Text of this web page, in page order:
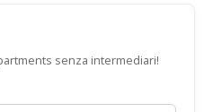
senza intermediari!